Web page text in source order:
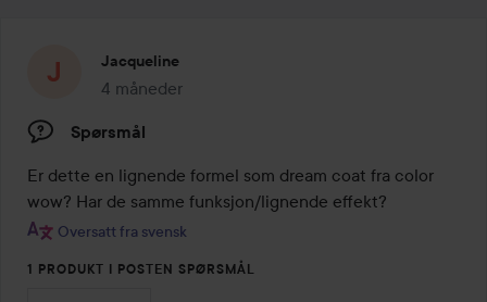
Jacqueline
4 måneder
Innlegget ble opprettet 4 måneder
Spørsmål
Er dette en lignende formel som dream coat fra color
wow? Har de samme funksjon/lignende effekt?
Oversatt fra svensk
1 PRODUKT I POSTEN SPØRSMÅL